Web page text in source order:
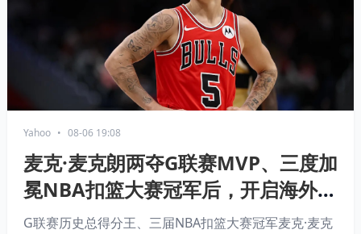
Yahoo • 08-06 19:08
麦克·麦克朗两夺G联赛MVP、三度加
冕NBA扣篮大赛冠军后，开启海外职
业生涯
G联赛历史总得分王、三届NBA扣篮大赛冠军麦克·麦克